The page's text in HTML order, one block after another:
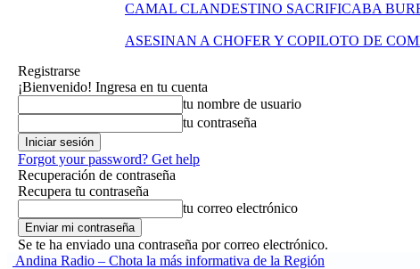
CAMAL CLANDESTINO SACRIFICABA
ASESINAN A CHOFER Y COPILOTO DE
Registrarse
¡Bienvenido! Ingresa en tu cuenta
tu nombre de usuario
tu contraseña
Forgot your password? Get help
Recuperación de contraseña
Recupera tu contraseña
tu correo electrónico
Se te ha enviado una contraseña por correo electrónico.
Andina Radio – Chota la más informativa de la Región